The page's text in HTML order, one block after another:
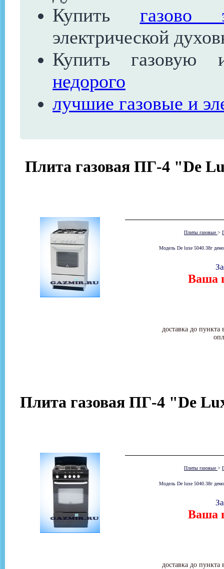
Купить газово
электрической
Купить газовую
недорого
лучшие газовые и
Плита газовая ПГ-4 "De
Плиты газовые >
Модель De luxe 5040.38г
Ваша
доставка до
Плита газовая ПГ-4 "De
Плиты газовые >
Модель De luxe 5040.38г
Ваша
доставка до